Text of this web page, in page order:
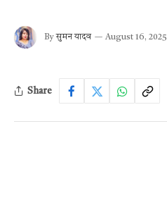
By सुमन यादव August 16, 2025
Share